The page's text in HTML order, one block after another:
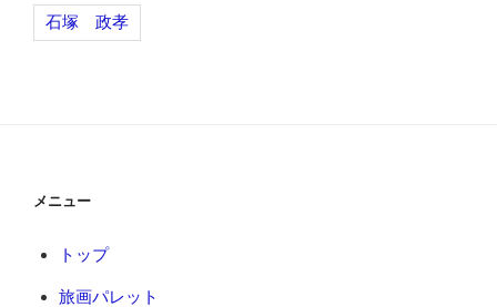
石塚 政孝
メニュー
トップ
旅画パレット